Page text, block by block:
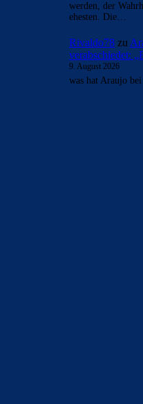
werden, der
ehesten. Die…
Rivaldo78 zu
verabschiedet:
9. August 2026
was hat Araujo bei